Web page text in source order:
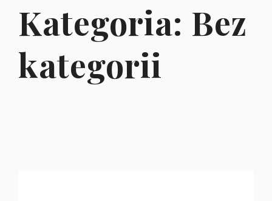
Kategoria: Bez
kategorii